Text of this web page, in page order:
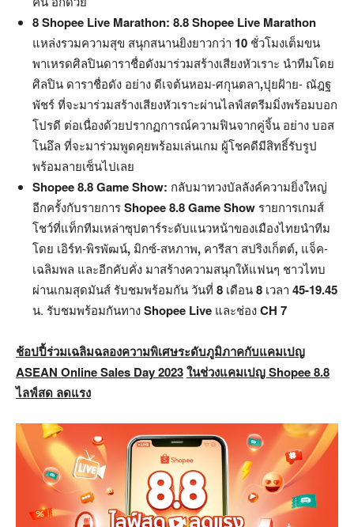
8 Shopee Live Marathon: 8.8 Shopee Live Marathon
แหล่งรวมความสุข สนุกสนานยิงยาวกว่า 10 ชั่วโมงเต็มขน
พาเหรดศิลปินดาราชื่อดังมาร่วมสร้างเสียงหัวเราะ นำทีมโดย
ศิลปิน ดาราชื่อดัง อย่าง ดีเจต้นหอม-ศกุนตลา,ปุยฝ้าย- ณัฎฐ
พัชร์ ที่จะมาร่วมสร้างเสียงหัวเราะผ่านไลฟ์สตรีมมิ่งพร้อมบอก
โปรดี ต่อเนื่องด้วยปรากฏการณ์ความฟินจากคู่จิ้น อย่าง บอส
โนอึล ที่จะมาร่วมพูดคุยพร้อมเล่นเกม ผู้โชคดีมีสิทธิ์รับรูป
พร้อมลายเซ็นไปเลย
Shopee 8.8 Game Show: กลับมาทวงบัลลังค์ความยิ่งใหญ่
อีกครั้งกับรายการShopee 8.8 Game Show รายการเกมส์
โชว์ที่แท็กทีมเหล่าซุปตาร์ระดับแนวหน้าของเมืองไทยนำทีม
โดย เอิร์ท-พิรพัฒน์, มิกซ์-สหภาพ, คารีสา สปริงเก็ตต์, แจ็ค-
เฉลิมพล และอีกคับคั่ง มาสร้างความสนุกให้แฟนๆ ชาวไทบ
ผ่านเกมสุดมันส์ รับชมพร้อมกัน วันที่ 8 เดือน8 เวลา 45-19.45
น. รับชมพร้อมกันทางShopee Live และช่องCH 7
ช้อปปี้ร่วมเฉลิมฉลองความพิเศษระดับภูมิภาคกับแคมเปญ
ASEAN Online Sales Day 2023ในช่วงแคมเปญShopee 8.8
ไลฟ์สด ลดแรง